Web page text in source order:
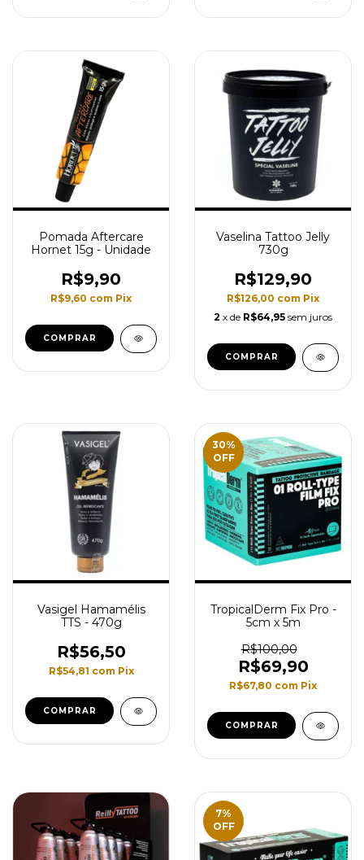
Pomada Aftercare
Hornet 15g - Unidade
R$9,90
R$9,60 com Pix
Vaselina Tattoo Jelly
730g
R$129,90
R$126,00 com Pix
2 x de R$64,95 sem juros
Vasigel Hamamélis
TTS - 470g
R$56,50
R$54,81 com Pix
30%
OFF
TropicalDerm Fix Pro -
5cm x 5m
R$100,00
R$69,90
R$67,80 com Pix
7%
OFF